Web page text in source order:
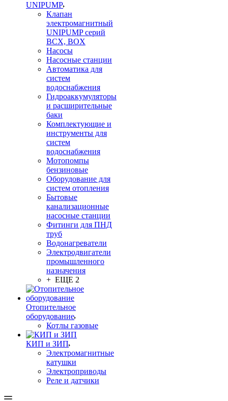
UNIPUMP
Клапан
электромагнитный
UNIPUMP серий
BCX, BOX
Насосы
Насосные станции
Автоматика для
систем
водоснабжения
Гидроаккумуляторы
и расширительные
баки
Комплектующие и
инструменты для
систем
водоснабжения
Мотопомпы
бензиновые
Оборудование для
систем отопления
Бытовые
канализационные
насосные станции
Фитинги для ПНД
труб
Водонагреватели
Электродвигатели
промышленного
назначения
+ ЕЩЕ 2
Отопительное
оборудование
Котлы газовые
КИП и ЗИП
Электромагнитные
катушки
Электроприводы
Реле и датчики